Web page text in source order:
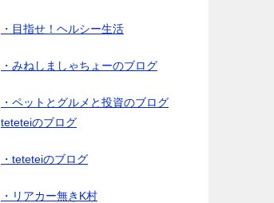
・目指せ！ヘルシー生活
・みねしましゃちょーのブログ
・ペットとグルメと投資のブログ
teteteiのブログ
・teteteiのブログ
・リアカー無きK村